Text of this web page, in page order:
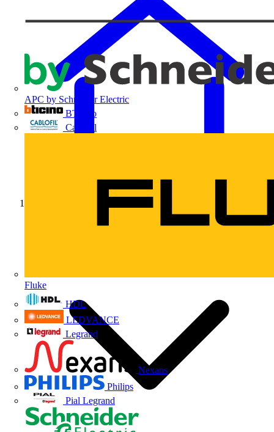
APC by Schneider Electric
BTicino
Cablofil
Fluke
HDL
LEDVANCE
Legrand
Nexans
Philips
Pial Legrand